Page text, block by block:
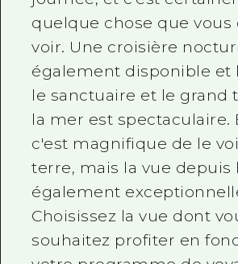
(bien que cela puisse ne
cas pendant les
vue du bâtiment du
grand torii baigné de
flottant à la surface de
beauté différente de
journée, et c'est
quelque chose que vous
voir. Une croisière
également disponible et
le sanctuaire et le grand